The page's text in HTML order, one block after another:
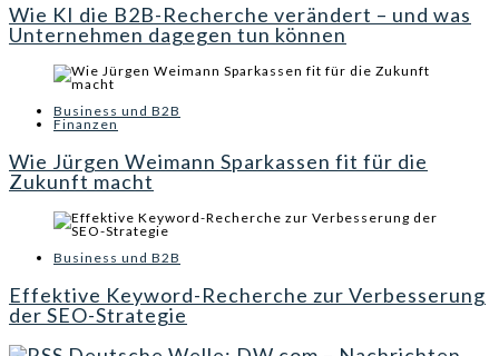
Wie KI die B2B-Recherche verändert – und was
Unternehmen dagegen tun können
Business und B2B
Finanzen
Wie Jürgen Weimann Sparkassen fit für die
Zukunft macht
Business und B2B
Effektive Keyword-Recherche zur Verbesserung
der SEO-Strategie